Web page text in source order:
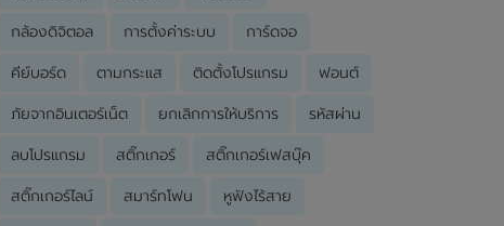
กล้องดิจิตอล การตั้งค่าระบบ การ์ดจอ
คีย์บอร์ด ตามกระแส ติดตั้งโปรแกรม ฟอนต์
ภัยจากอินเตอร์เน็ต ยกเลิกการให้บริการ รหัสผ่าน
ลบโปรแกรม สติ๊กเกอร์ สติ๊กเกอร์เฟสบุ๊ค
สติ๊กเกอร์ไลน์ สมาร์ทโฟน หูฟังไร้สาย